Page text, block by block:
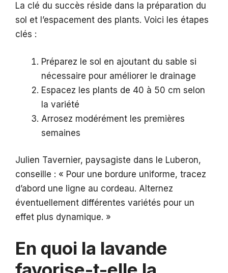
La clé du succès réside dans la préparation du
sol et l’espacement des plants. Voici les étapes
clés :
Préparez le sol en ajoutant du sable si
nécessaire pour améliorer le drainage
Espacez les plants de 40 à 50 cm selon
la variété
Arrosez modérément les premières
semaines
Julien Tavernier, paysagiste dans le Luberon,
conseille : « Pour une bordure uniforme, tracez
d’abord une ligne au cordeau. Alternez
éventuellement différentes variétés pour un
effet plus dynamique. »
En quoi la lavande